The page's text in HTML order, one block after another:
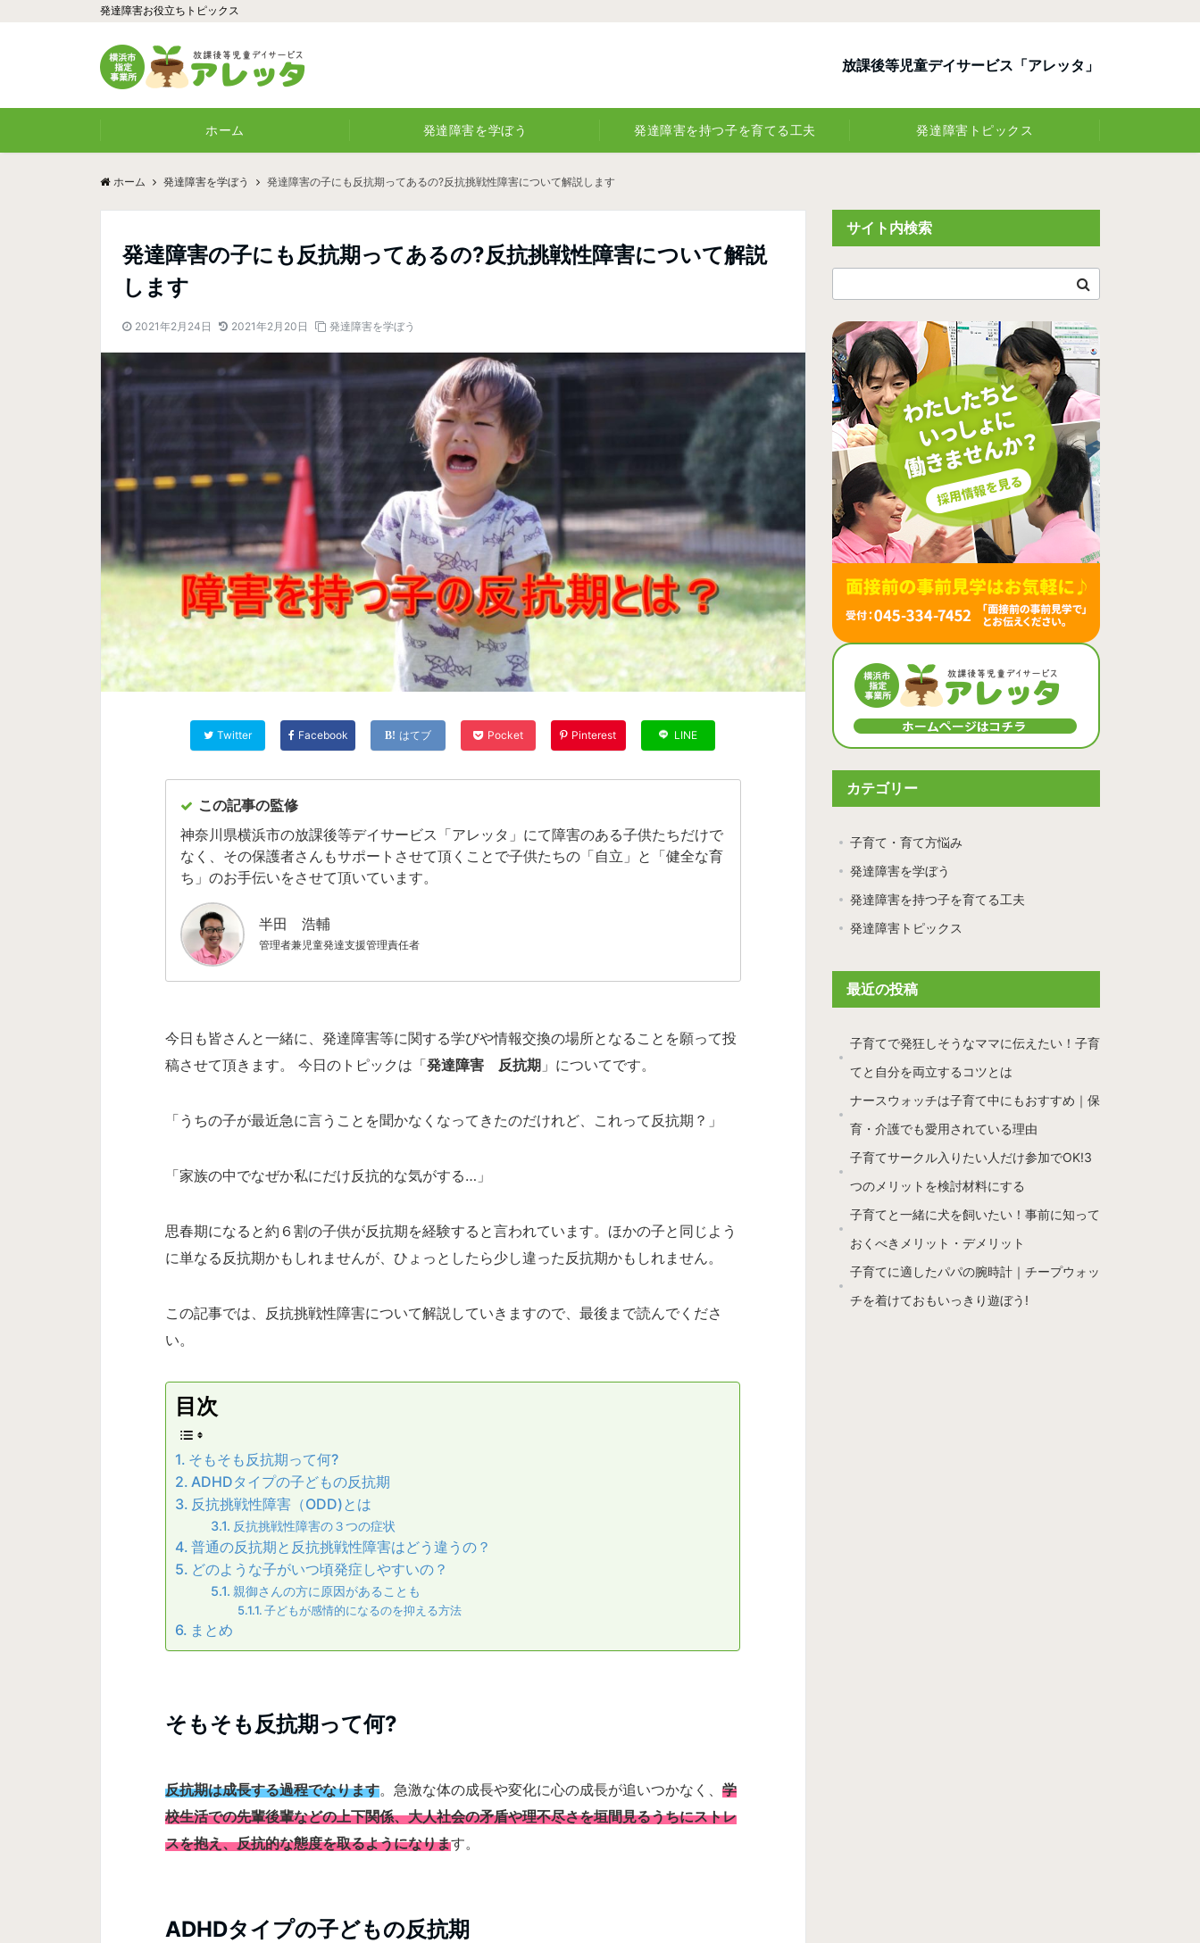
発達障害お役立ちトピックス
放課後等児童デイサービス「アレッタ」
ホーム 発達障害を学ぼう 発達障害を持つ子を育てる工夫 発達障害トピックス
ホーム 発達障害を学ぼう 発達障害の子にも反抗期ってあるの?反抗挑戦性障害について解説します
発達障害の子にも反抗期ってあるの?反抗挑戦性障害について解説
します
2021年2月24日 2021年2月20日 発達障害を学ぼう
Twitter Facebook はてブ Pocket Pinterest LINE
この記事の監修
神奈川県横浜市の放課後等デイサービス「アレッタ」にて障害のある子供たちだけで
なく、その保護者さんもサポートさせて頂くことで子供たちの「自立」と「健全な育
ち」のお手伝いをさせて頂いています。
半田 浩輔
管理者兼児童発達支援管理責任者
今日も皆さんと一緒に、発達障害等に関する学びや情報交換の場所となることを願って投
稿させて頂きます。 今日のトピックは「発達障害 反抗期 」についてです。
「うちの子が最近急に言うことを聞かなくなってきたのだけれど、これって反抗期？」
「家族の中でなぜか私にだけ反抗的な気がする…」
思春期になると約６割の子供が反抗期を経験すると言われています。ほかの子と同じよう
に単なる反抗期かもしれませんが、ひょっとしたら少し違った反抗期かもしれません。
この記事では、反抗挑戦性障害について解説していきますので、最後まで読んでくださ
い。
目次
そもそも反抗期って何?
ADHDタイプの子どもの反抗期
反抗挑戦性障害（ODD)とは
反抗挑戦性障害の３つの症状
普通の反抗期と反抗挑戦性障害はどう違うの？
どのような子がいつ頃発症しやすいの？
親御さんの方に原因があることも
子どもが感情的になるのを抑える方法
まとめ
そもそも反抗期って何?
反抗期は成長する過程でなります。急激な体の成長や変化に心の成長が追いつかなく、 学
校生活での先輩後輩などの上下関係、大人社会の矛盾や理不尽さを垣間見るうちにストレ
スを抱え、反抗的な態度を取るようになります。
ADHDタイプの子どもの反抗期
サイト内検索
カテゴリー
子育て・育て方悩み
発達障害を学ぼう
発達障害を持つ子を育てる工夫
発達障害トピックス
最近の投稿
子育てで発狂しそうなママに伝えたい！子育
てと自分を両立するコツとは
ナースウォッチは子育て中にもおすすめ｜保
育・介護でも愛用されている理由
子育てサークル入りたい人だけ参加でOK!3
つのメリットを検討材料にする
子育てと一緒に犬を飼いたい！事前に知って
おくべきメリット・デメリット
子育てに適したパパの腕時計｜チープウォッ
チを着けておもいっきり遊ぼう!